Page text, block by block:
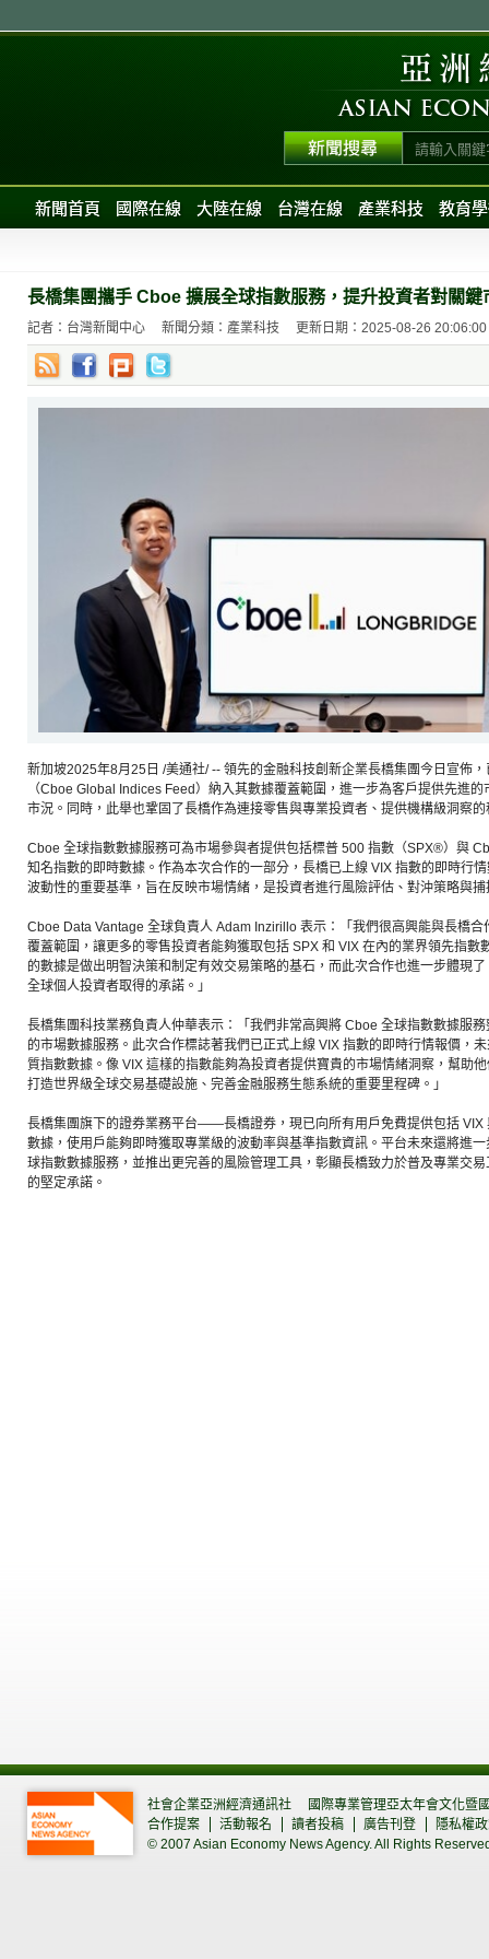
新聞首頁 國際在線 大陸在線 台灣在線 產業科技 教育
長橋集團攜手 Cboe 擴展全球指數服務，提升投資者對關鍵
記者：台灣新聞中心 新聞分類：產業科技 更新日期：2025-08-26 20:06:00
新加坡2025年8月25日 /美通社/ -- 領先的金融科技創新企業長橋集團今日宣佈
（Cboe Global Indices Feed）納入其數據覆蓋範圍，進一步為客戶提供先進
市況。同時，此舉也鞏固了長橋作為連接零售與專業投資者、提供機構級洞察
Cboe 全球指數數據服務可為市場參與者提供包括標普 500 指數（SPX®）與
知名指數的即時數據。作為本次合作的一部分，長橋已上線 VIX 指數的即時行
波動性的重要基準，旨在反映市場情緒，是投資者進行風險評估、對沖策略與
Cboe Data Vantage 全球負責人 Adam Inzirillo 表示：「我們很高興能與長橋
覆蓋範圍，讓更多的零售投資者能夠獲取包括 SPX 和 VIX 在內的業界領先指數
的數據是做出明智決策和制定有效交易策略的基石，而此次合作也進一步體現
全球個人投資者取得的承諾。」
長橋集團科技業務負責人仲華表示：「我們非常高興將 Cboe 全球指數數據服
的市場數據服務。此次合作標誌著我們已正式上線 VIX 指數的即時行情報價，
質指數數據。像 VIX 這樣的指數能夠為投資者提供寶貴的市場情緒洞察，幫助
打造世界級全球交易基礎設施、完善金融服務生態系統的重要里程碑。」
長橋集團旗下的證券業務平台——長橋證券，現已向所有用戶免費提供包括 VIX
數據，使用戶能夠即時獲取專業級的波動率與基準指數資訊。平台未來還將進
球指數數據服務，並推出更完善的風險管理工具，彰顯長橋致力於普及專業交
的堅定承諾。
社會企業亞洲經濟通訊社
國際專業管理亞太年會文化暨
合作提案
活動報名 讀者投稿 廣告刊登
隱私權
© 2007 Asian Economy News Agency. All Rights